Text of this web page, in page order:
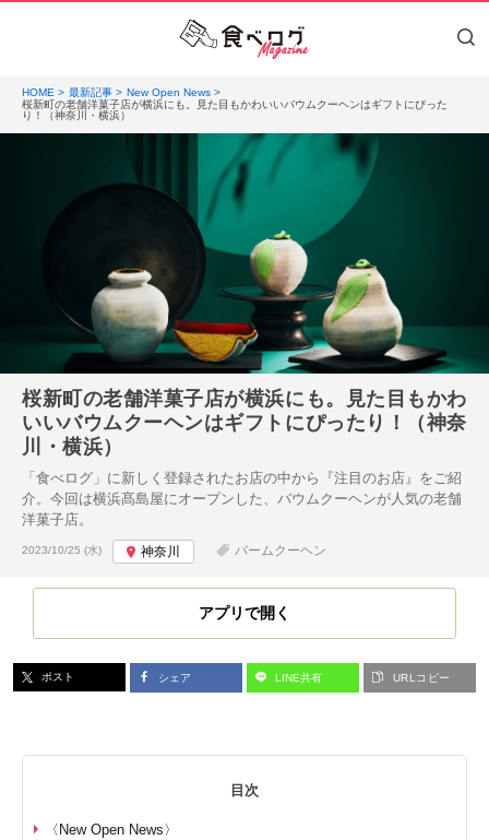
HOME 最新記事
New Open News
桜新町の老舗洋菓子店が横浜にも。見た目もかわいいバウムクーヘンはギフトにぴった
り！（神奈川・横浜）
桜新町の老舗洋菓子店が横浜にも。見た目もかわ
いいバウムクーヘンはギフトにぴったり！（神奈
川・横浜）
「食べログ」に新しく登録されたお店の中から『注目のお店』をご紹
介。今回は横浜髙島屋にオープンした、バウムクーヘンが人気の老舗
洋菓子店。
投稿日:
2023/10/25 (水) 神奈川 バームクーヘン
アプリで開く
ポスト シェア LINE共有 URLコピー
目次
〈New Open News〉